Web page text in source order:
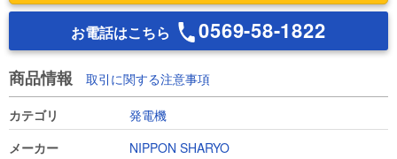
お電話はこちら 0569-58-1822
商品情報 取引に関する注意事項
カテゴリ
発電機
メーカー
NIPPON SHARYO